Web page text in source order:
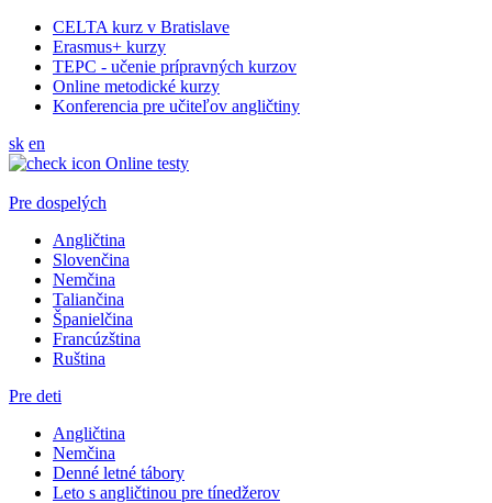
CELTA kurz v Bratislave
Erasmus+ kurzy
TEPC - učenie prípravných kurzov
Online metodické kurzy
Konferencia pre učiteľov angličtiny
sk en
Online testy
Pre dospelých
Angličtina
Slovenčina
Nemčina
Taliančina
Španielčina
Francúzština
Ruština
Pre deti
Angličtina
Nemčina
Denné letné tábory
Leto s angličtinou pre tínedžerov